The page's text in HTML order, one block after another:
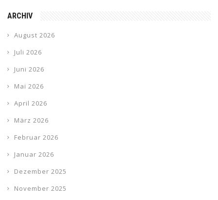
ARCHIV
August 2026
Juli 2026
Juni 2026
Mai 2026
April 2026
März 2026
Februar 2026
Januar 2026
Dezember 2025
November 2025